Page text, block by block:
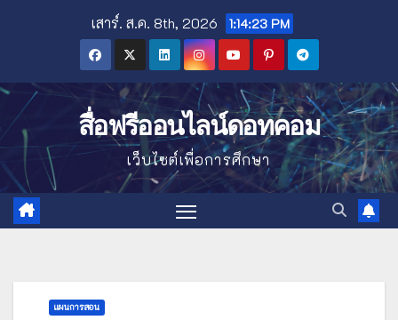
เสาร์. ส.ค. 8th, 2026 1:14:24 PM
สื่อฟรีออนไลน์ดอทคอม
เว็บไซต์เพื่อการศึกษา
แผนการสอน